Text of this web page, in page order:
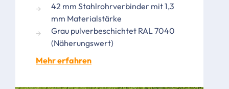
42 mm Stahlrohrverbinder mit 1,3
mm Materialstärke
Grau pulverbeschichtet RAL 7040
(Näherungswert)
Mehr erfahren